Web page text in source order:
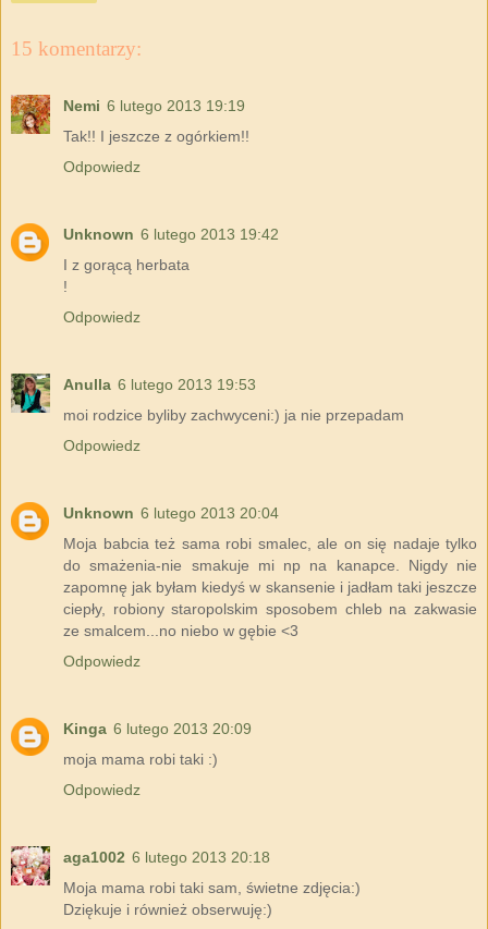
15 komentarzy:
Nemi 6 lutego 2013 19:19
Tak!! I jeszcze z ogórkiem!!
Odpowiedz
Unknown 6 lutego 2013 19:42
I z gorącą herbata
!
Odpowiedz
Anulla 6 lutego 2013 19:53
moi rodzice byliby zachwyceni:) ja nie przepadam
Odpowiedz
Unknown 6 lutego 2013 20:04
Moja babcia też sama robi smalec, ale on się nadaje tylko
do smażenia-nie smakuje mi np na kanapce. Nigdy nie
zapomnę jak byłam kiedyś w skansenie i jadłam taki jeszcze
ciepły, robiony staropolskim sposobem chleb na zakwasie
ze smalcem...no niebo w gębie <3
Odpowiedz
Kinga 6 lutego 2013 20:09
moja mama robi taki :)
Odpowiedz
aga1002 6 lutego 2013 20:18
Moja mama robi taki sam, świetne zdjęcia:)
Dziękuje i również obserwuję:)